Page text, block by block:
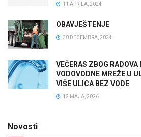
11 APRILA, 2024
OBAVJEŠTENJE
30 DECEMBRA, 2024
VEČERAS ZBOG
VODOVODNE MREŽE U
VIŠE ULICA BEZ VODE
12 MAJA, 2026
Novosti